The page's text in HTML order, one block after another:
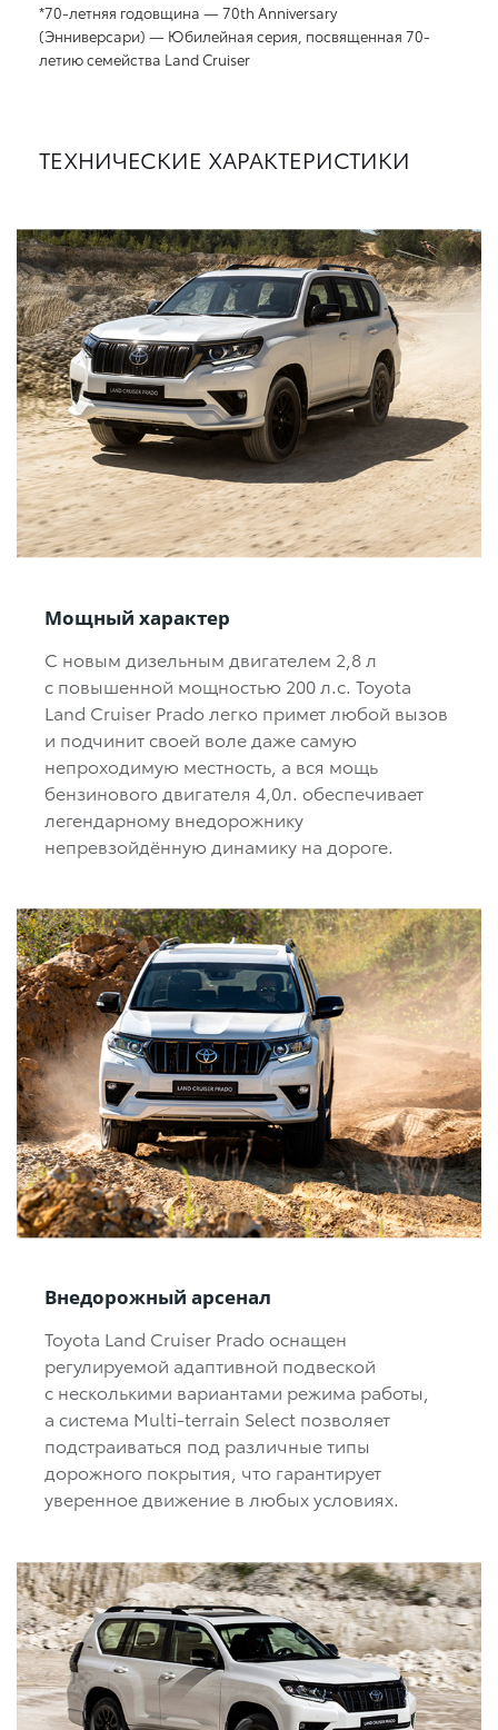
*70-летняя годовщина — 70th Anniversary
(Энниверсари) — Юбилейная серия, посвященная 70-
летию семейства Land Cruiser
ТЕХНИЧЕСКИЕ ХАРАКТЕРИСТИКИ
Мощный характер
С новым дизельным двигателем 2,8 л
с повышенной мощностью 200 л.с. Toyota
Land Cruiser Prado легко примет любой вызов
и подчинит своей воле даже самую
непроходимую местность, а вся мощь
бензинового двигателя 4,0л. обеспечивает
легендарному внедорожнику
непревзойдённую динамику на дороге.
Внедорожный арсенал
Toyota Land Cruiser Prado оснащен
регулируемой адаптивной подвеской
с несколькими вариантами режима работы,
а система Multi-terrain Select позволяет
подстраиваться под различные типы
дорожного покрытия, что гарантирует
уверенное движение в любых условиях.